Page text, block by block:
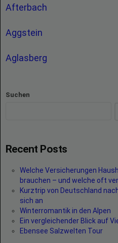
Afterbach
Aggstein
Aglasberg
Suchen
Recent Posts
Welche Versicherungen
brauchen – und welche oft
Kurztrip von Deutschland
sich an
Winterromantik in den Alpen
Ein vergleichender Blick auf
Ebensee Salzwelten Tour